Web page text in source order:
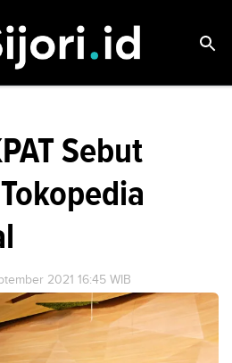
Sebut
2021 16:45 WIB